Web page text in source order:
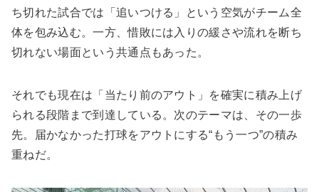
ち切れた試合では「追いつける」という空気がチーム全
体を包み込む。一方、惜敗には入りの緩さや流れを断ち
切れない場面という共通点もあった。
それでも現在は「当たり前のアウト」を確実に積み上げ
られる段階まで到達している。次のテーマは、その一歩
先。届かなかった打球をアウトにする“もう一つ”の積み
重ねだ。